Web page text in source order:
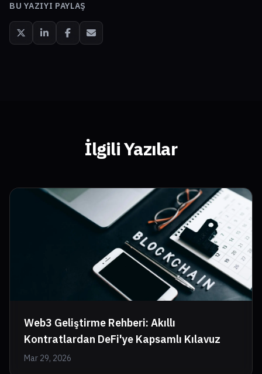
BU YAZIYI PAYLAŞ
İlgili Yazılar
Web3 Geliştirme Rehberi: Akıllı
Kontratlardan DeFi'ye Kapsamlı Kılavuz
Mar 29, 2026